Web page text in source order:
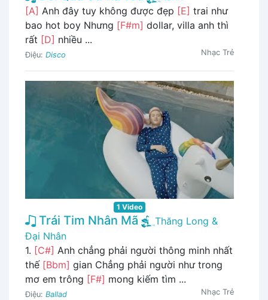
[A] Anh đây tuy không được đẹp [E] trai như
bao hot boy Nhưng [F#m] dollar, villa anh thì
rất [D] nhiều ...
Điệu: Disco Nhạc Trẻ
1 Video
Trái Tim Nhân Mã
Thăng Long &
Đại Nhân
1. [C#] Anh chẳng phải người thông minh nhất
thế [Bbm] gian Chẳng phải người như trong
mơ em trông [F#] mong kiếm tìm ...
Điệu: Ballad Nhạc Trẻ